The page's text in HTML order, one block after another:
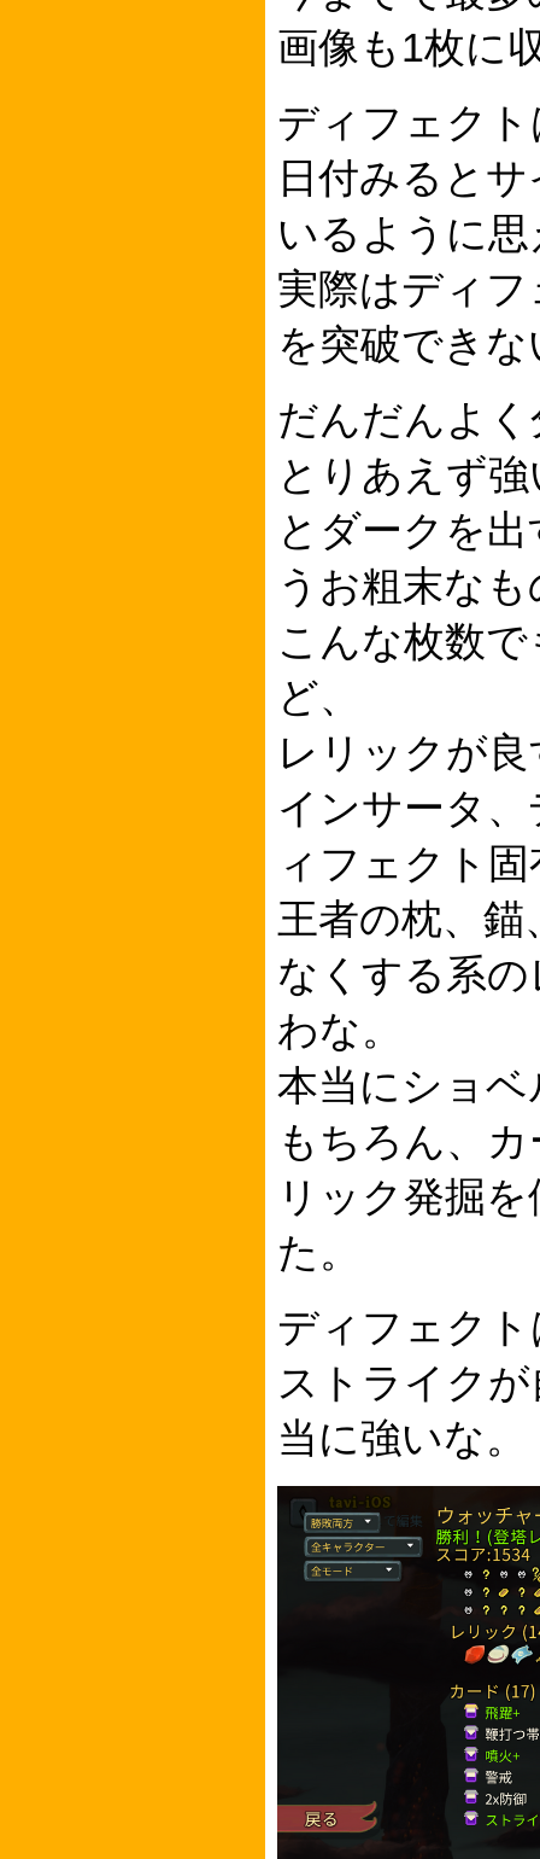
画像も1枚に
ディフェク
日付みると
いるように
実際はディ
を突破でき
だんだんよ
とりあえず
とダークを
うお粗末なも
こんな枚数
ど、
レリックが
インサータ
ィフェクト
王者の枕、
なくする系
わな。
本当にショ
もちろん、
リック発掘
た。
ディフェク
ストライク
当に強いな。